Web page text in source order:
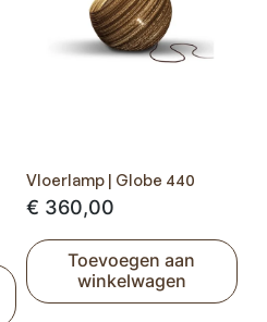
Vloerlamp | Globe 440
€ 360,00
Toevoegen aan
winkelwagen